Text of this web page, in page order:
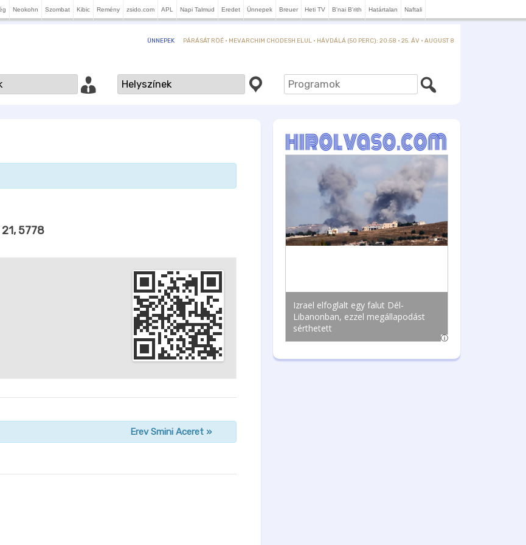
Neokohn Szombat Kibic Remény zsido.com APL Napi Talmud Eredet Ünnepek Breuer Heti TV B'nai B'rith Határtalan Naftali
ÜNNEPEK PÁRÁSÁT RÖÉ · MEVARCHIM CHODESH ELUL · HÁVDÁLÁ (50 PERC): 20:58 · 25. ÁV · AUGUST 8
21, 5778
Erev Smini Aceret »